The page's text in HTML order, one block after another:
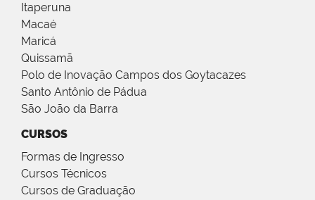
Itaperuna
Macaé
Maricá
Quissamã
Polo de Inovação Campos dos Goytacazes
Santo Antônio de Pádua
São João da Barra
CURSOS
Formas de Ingresso
Cursos Técnicos
Cursos de Graduação